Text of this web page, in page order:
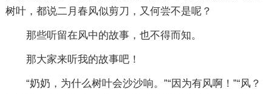
树叶，都说二月春风似剪刀，又何尝不是呢？
那些听留在风中的故事，也不得而知。
那大家来听我的故事吧！
“奶奶，为什么树叶会沙沙响。”“因为有风啊！”“风？